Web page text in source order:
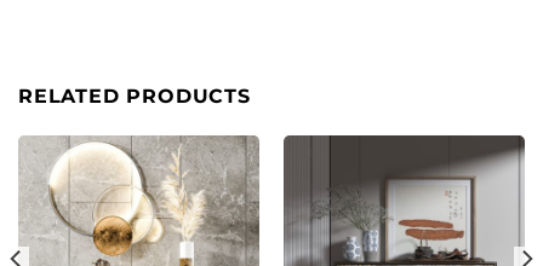
RELATED PRODUCTS